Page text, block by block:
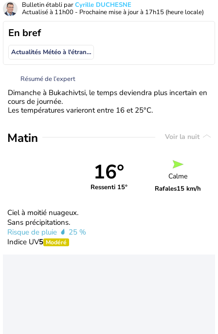
Bulletin établi parCyrille DUCHESNE
Actualisé à 11h00 - Prochaine mise à jour à 17h15 (heure locale)
En bref
Actualités Météo à l'étranger
Résumé de l’expert
Dimanche à Bukachivtsi, le temps deviendra plus incertain en
cours de journée.
Les températures varieront entre 16 et 25°C.
Matin Voir la nuit
16°
Ressenti 15°
Calme
Rafales15 km/h
Ciel à moitié nuageux.
Sans précipitations.
Risque de pluie
25 %
Indice UV5 Modéré